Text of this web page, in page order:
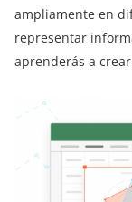
ampliamente en
representar
aprenderás a